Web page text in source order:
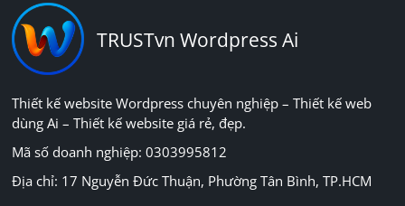
TRUSTvn Wordpress Ai
Thiết kế website Wordpress chuyên nghiệp – Thiết kế web
dùng Ai – Thiết kế website giá rẻ, đẹp.
Mã số doanh nghiệp: 0303995812
Địa chỉ: 17 Nguyễn Đức Thuận, Phường Tân Bình, TP.HCM